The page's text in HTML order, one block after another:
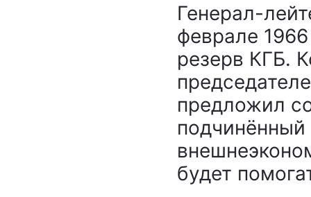
Генерал-
феврале
резерв КГБ.
предложил
подчинённый
будет